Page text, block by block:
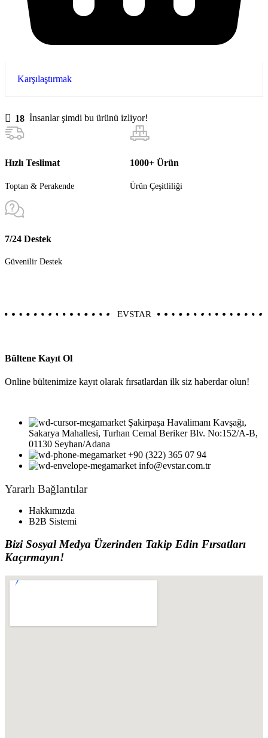
Karşılaştırmak
18 İnsanlar şimdi bu ürünü izliyor!
Hızlı Teslimat
Toptan & Perakende
1000+ Ürün
Ürün Çeşitliliği
7/24 Destek
Güvenilir Destek
EVSTAR
Bültene Kayıt Ol
Online bültenimize kayıt olarak fırsatlardan ilk siz haberdar olun!
Şakirpaşa Havalimanı Kavşağı,
Sakarya Mahallesi, Turhan Cemal Beriker Blv. No:152/A-B,
01130 Seyhan/Adana
+90 (322) 365 07 94
info@evstar.com.tr
Yararlı Bağlantılar
Hakkımızda
B2B Sistemi
Bizi Sosyal Medya Üzerinden Takip Edin Fırsatları
Kaçırmayın!